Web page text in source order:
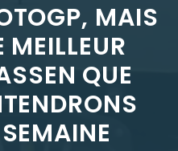
MAIS
MEILLEUR
QUE